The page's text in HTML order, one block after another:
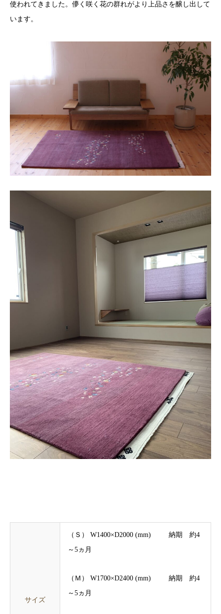
使われてきました。儚く咲く花の群れがより上品さを醸し出して
います。
サイズ
（Ｓ） W1400×D2000 (mm) 納期 約4
～5ヵ月
（Ｍ） W1700×D2400 (mm) 納期 約4
～5ヵ月